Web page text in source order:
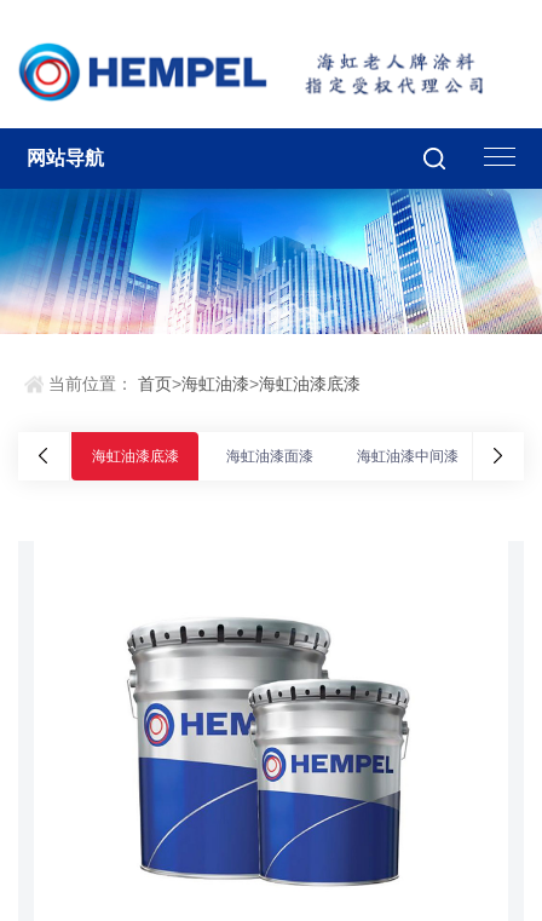
网站导航
当前位置：首页>海虹油漆>海虹油漆底漆
海虹油漆底漆 海虹油漆面漆 海虹油漆中间漆 海虹油